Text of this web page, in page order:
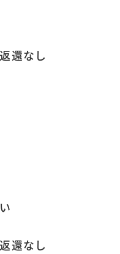
還なし
還なし